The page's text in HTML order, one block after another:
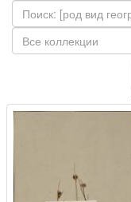
Все коллекции